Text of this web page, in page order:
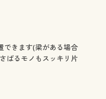
できます(梁がある場合
ばるモノもスッキリ片